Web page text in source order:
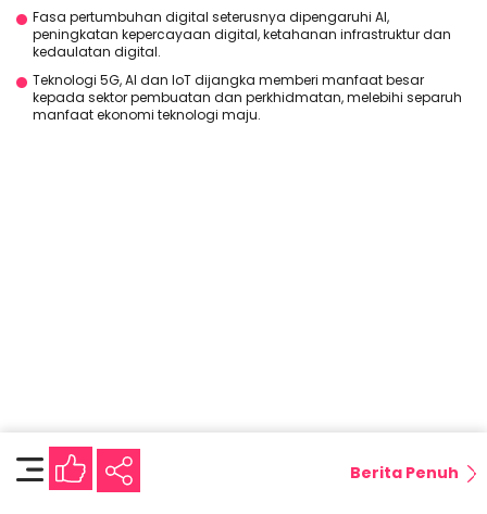
Fasa pertumbuhan digital seterusnya dipengaruhi AI,
peningkatan kepercayaan digital, ketahanan infrastruktur dan
kedaulatan digital.
Teknologi 5G, AI dan IoT dijangka memberi manfaat besar
kepada sektor pembuatan dan perkhidmatan, melebihi separuh
manfaat ekonomi teknologi maju.
Berita Penuh